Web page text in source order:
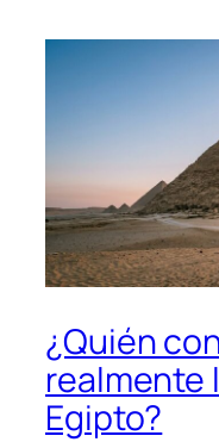
¿Quién
realmente
Egipto?